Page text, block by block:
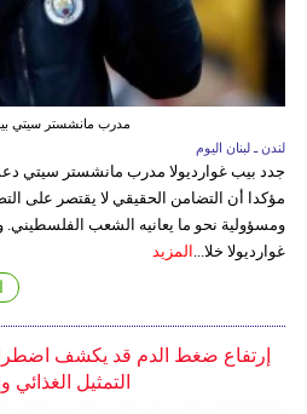
مدرب مانشستر سيتي
لندن ـ لبنان اليوم
جدد بيب غوارديولا مدرب مانشستر سيتي
مؤكدا أن التضامن الحقيقي لا يقتصر على
ومسؤولية نحو ما يعانيه الشعب
غوارديولا خلا... المزيد
إرتفاع ضغط الدم قد يكشف
التمثيل